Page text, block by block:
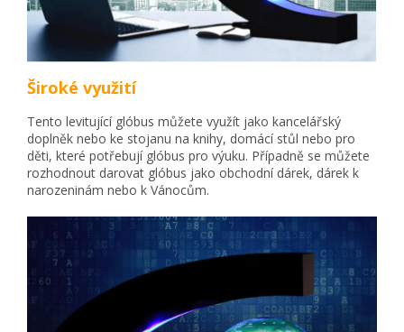
Široké využití
Tento levitující glóbus můžete využít jako kancelářský
doplněk nebo ke stojanu na knihy, domácí stůl nebo pro
děti, které potřebují glóbus pro výuku. Případně se můžete
rozhodnout darovat glóbus jako obchodní dárek, dárek k
narozeninám nebo k Vánocům.